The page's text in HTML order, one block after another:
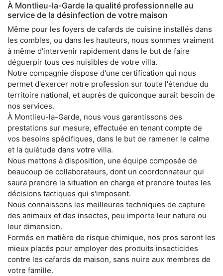
À Montlieu-la-Garde la qualité professionnelle au
service de la désinfection de votre maison
Même pour les foyers de cafards de cuisine installés dans
les combles, ou dans les hauteurs, nous sommes vraiment
à même d'intervenir rapidement dans le but de faire
déguerpir tous ces nuisibles de votre villa.
Notre compagnie dispose d'une certification qui nous
permet d'exercer notre profession sur toute l'étendue du
territoire national, et auprès de quiconque aurait besoin de
nos services.
À Montlieu-la-Garde, nous vous garantissons des
prestations sur mesure, effectuée en tenant compte de
vos besoins spécifiques, dans le but de ramener le calme
et la quiétude dans votre villa.
Nous mettons à disposition, une équipe composée de
beaucoup de collaborateurs, dont un coordonnateur qui
saura prendre la situation en charge et prendre toutes les
décisions tactiques qui s'imposent.
Nous connaissons les meilleures techniques de capture
des animaux et des insectes, peu importe leur nature ou
leur dimension.
Formés en matière de risque chimique, nos pros seront les
mieux placés pour employer des produits insecticides
contre les cafards de maison, sans nuire aux membres de
votre famille.